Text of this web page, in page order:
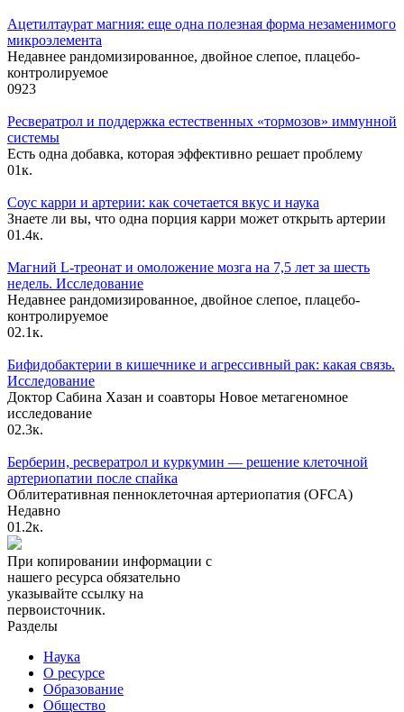
Ацетилтаурат магния: еще одна полезная форма незаменимого
микроэлемента
Недавнее рандомизированное, двойное слепое, плацебо-
контролируемое
0923
Ресвератрол и поддержка естественных «тормозов» иммунной
системы
Есть одна добавка, которая эффективно решает проблему
01к.
Соус карри и артерии: как сочетается вкус и наука
Знаете ли вы, что одна порция карри может открыть артерии
01.4к.
Магний L-треонат и омоложение мозга на 7,5 лет за шесть
недель. Исследование
Недавнее рандомизированное, двойное слепое, плацебо-
контролируемое
02.1к.
Бифидобактерии в кишечнике и агрессивный рак: какая связь.
Исследование
Доктор Сабина Хазан и соавторы Новое метагеномное
исследование
02.3к.
Берберин, ресвератрол и куркумин — решение клеточной
артериопатии после спайка
Облитеративная пенноклеточная артериопатия (OFCA)
Недавно
01.2к.
При копировании информации с
нашего ресурса обязательно
указывайте ссылку на
первоисточник.
Разделы
Наука
О ресурсе
Образование
Общество